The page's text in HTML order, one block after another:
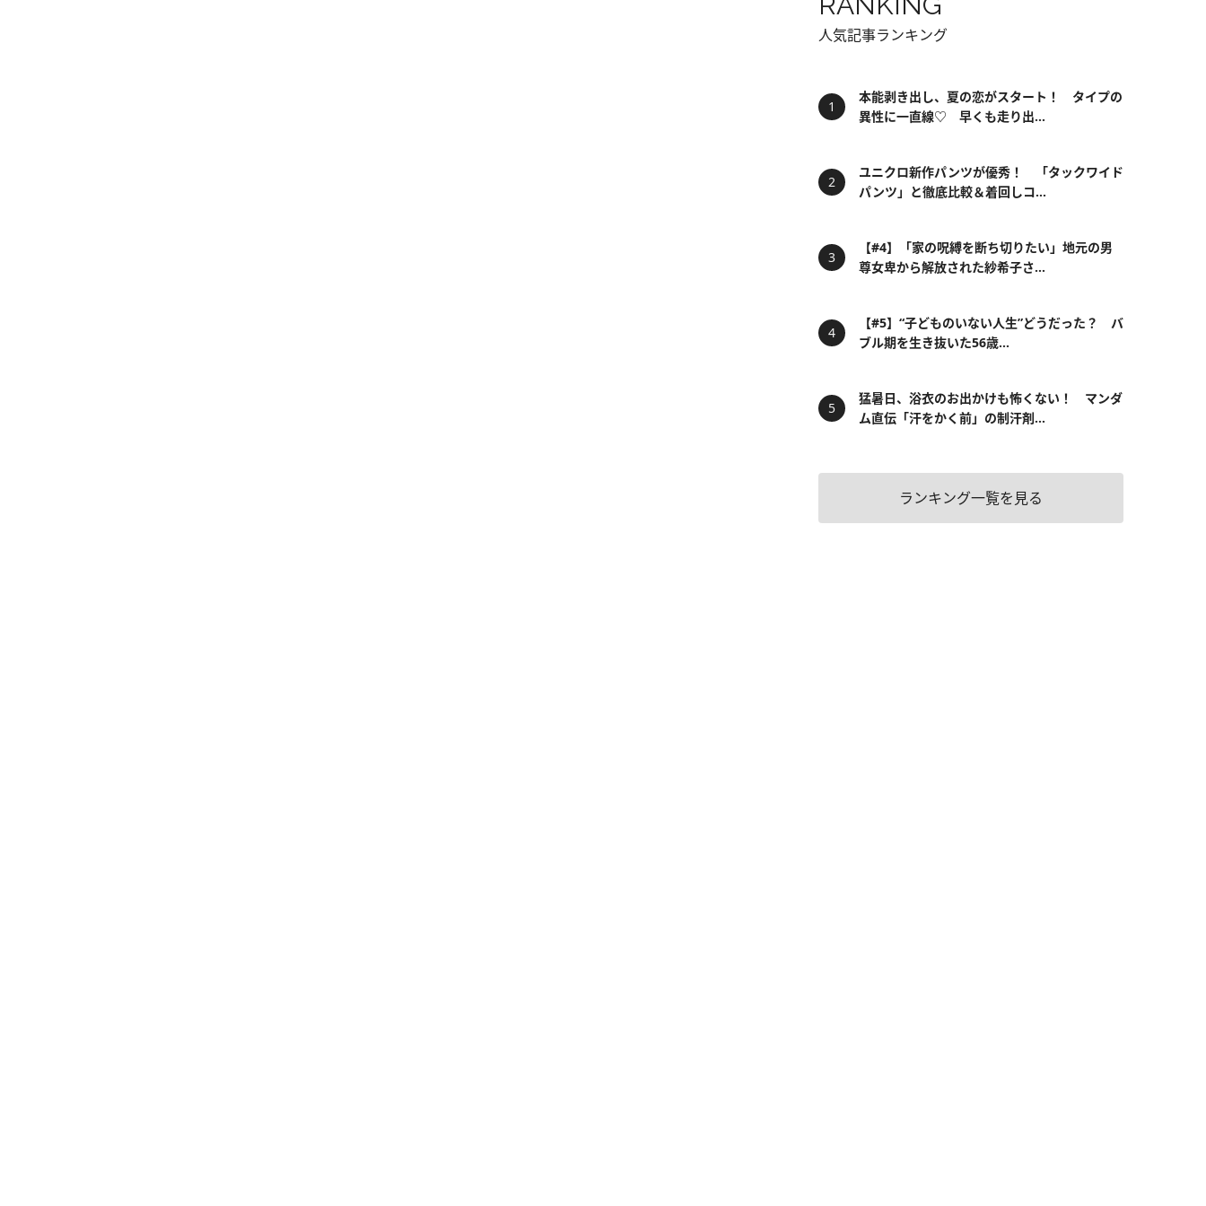
人気記事ランキング
本能剥き出し、夏の恋がスタート！ タイプの
異性に一直線♡ 早くも走り出...
ユニクロ新作パンツが優秀！ 「タックワイド
パンツ」と徹底比較＆着回しコ...
【#4】「家の呪縛を断ち切りたい」地元の男
尊女卑から解放された紗希子さ...
【#5】“子どものいない人生”どうだった？ バ
ブル期を生き抜いた56歳...
猛暑日、浴衣のお出かけも怖くない！ マンダ
ム直伝「汗をかく前」の制汗剤...
ランキング一覧を見る